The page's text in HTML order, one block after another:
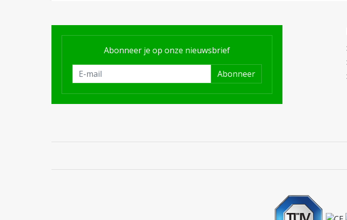
Abonneer je op onze nieuwsbrief
Abonneer